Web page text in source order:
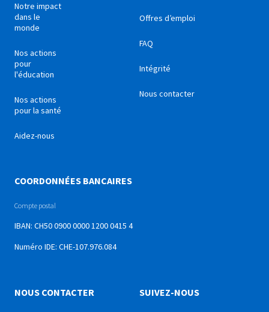
Notre impact
dans le
monde
Nos actions
pour
l'éducation
Nos actions
pour la santé
Aidez-nous
Offres d’emploi
FAQ
Intégrité
Nous contacter
NOUS CONTACTER
COORDONNÉES BANCAIRES
Compte postal
IBAN: CH50 0900 0000 1200 0415 4
Numéro IDE: CHE-107.976.084
SUIVEZ-NOUS